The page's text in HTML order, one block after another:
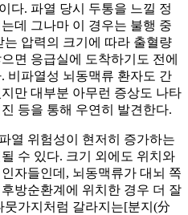
다. 파열 당시 두통을 느낄 정
데 그나마 이 경우는 불행 중
압력의 크기에 따라 출혈량
면 응급실에 도착하기도 전에
비파열성 뇌동맥류 환자도 간
만 대부분 아무런 증상도 나타
등을 통해 우연히 발견한다.
열 위험성이 현저히 증가하는
수 있다. 크기 외에도 위치와
자들인데, 뇌동맥류가 대뇌 쪽
방순환계에 위치한 경우 더 잘
가지처럼 갈라지는[분지(分